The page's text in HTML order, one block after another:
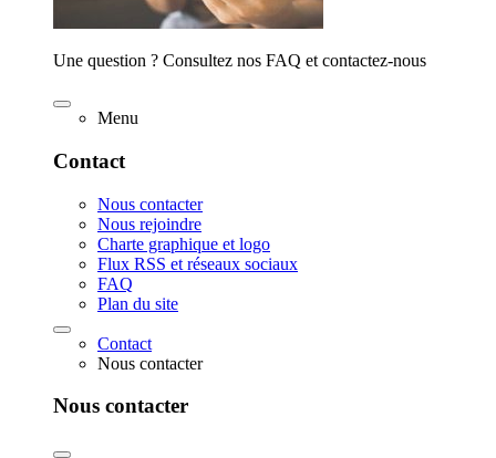
Une question ? Consultez nos FAQ et contactez-nous
Menu
Contact
Nous contacter
Nous rejoindre
Charte graphique et logo
Flux RSS et réseaux sociaux
FAQ
Plan du site
Contact
Nous contacter
Nous contacter